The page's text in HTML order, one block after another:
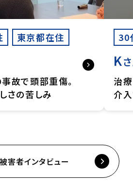
東京都在住
故で頭部重傷。
さの苦しみ
30
K
治
介
被害者インタビュー